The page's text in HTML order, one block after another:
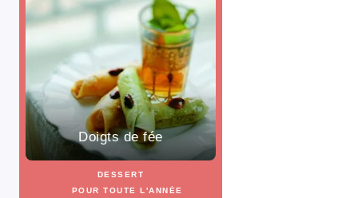
Doigts de fée
DESSERT
POUR TOUTE L'ANNÉE